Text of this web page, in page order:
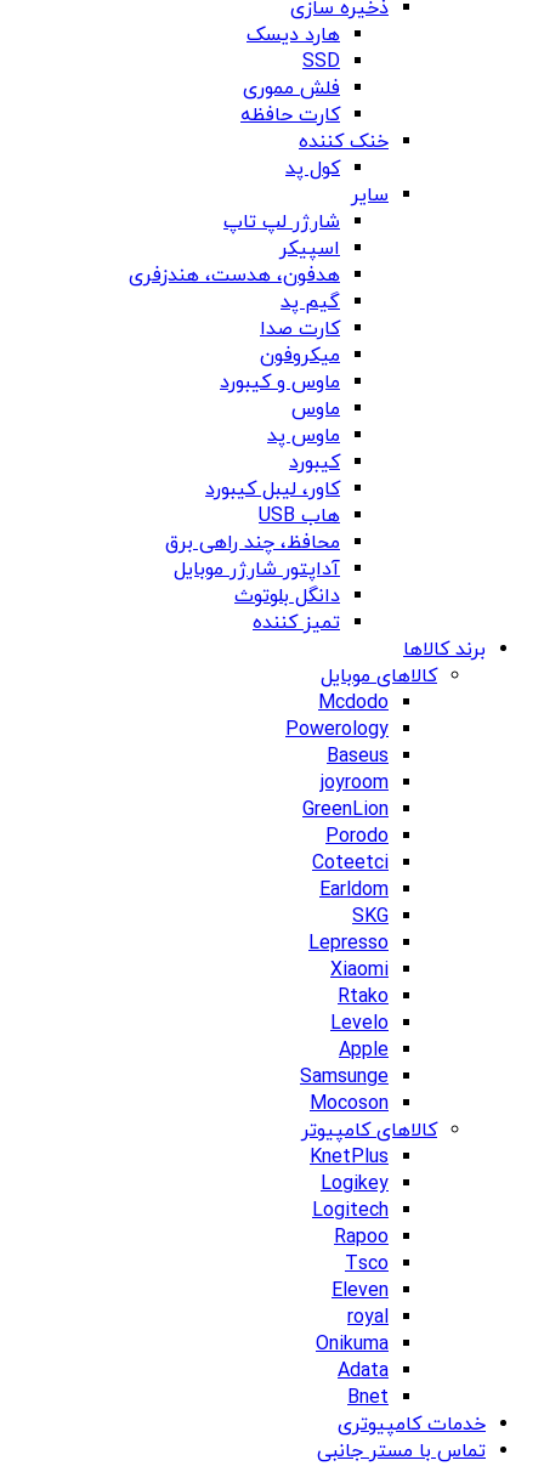
ذخیره سازی
هارد دیسک
SSD
فلش مموری
کارت حافظه
خنک کننده
کول پد
سایر
شارژر لپ تاپ
اسپیکر
هدفون، هدست، هندزفری
گیم پد
کارت صدا
میکروفون
ماوس و کیبورد
ماوس
ماوس پد
کیبورد
کاور، لیبل کیبورد
هاب USB
محافظ، چند راهی برق
آداپتور شارژر موبایل
دانگل بلوتوث
تمیز کننده
برند کالاها
کالاهای موبایل
Mcdodo
Powerology
Baseus
joyroom
GreenLion
Porodo
Coteetci
Earldom
SKG
Lepresso
Xiaomi
Rtako
Levelo
Apple
Samsunge
Mocoson
کالاهای کامپیوتر
KnetPlus
Logikey
Logitech
Rapoo
Tsco
Eleven
royal
Onikuma
Adata
Bnet
خدمات کامپیوتری
تماس با مستر جانبی